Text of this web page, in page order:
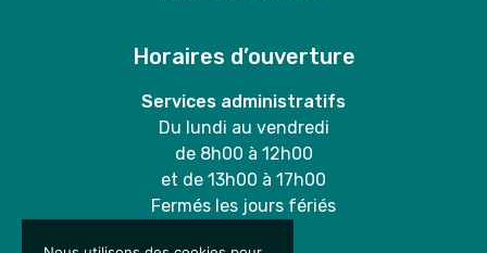
Horaires d’ouverture
Services administratifs
Du lundi au vendredi
de 8h00 à 12h00
et de 13h00 à 17h00
Fermés les jours fériés